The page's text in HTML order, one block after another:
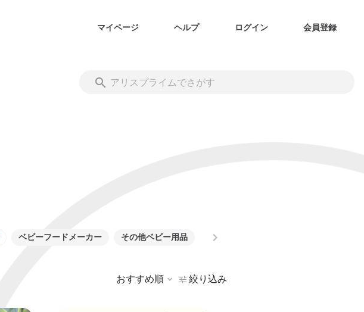
マイページ ヘルプ ログイン 会員登録
ベビーフードメーカー その他ベビー用品
おすすめ順 絞り込み